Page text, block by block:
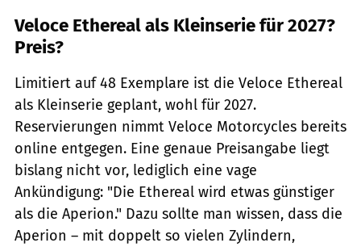
Veloce Ethereal als Kleinserie für 2027?
Preis?
Limitiert auf 48 Exemplare ist die Veloce Ethereal
als Kleinserie geplant, wohl für 2027.
Reservierungen nimmt Veloce Motorcycles bereits
online entgegen. Eine genaue Preisangabe liegt
bislang nicht vor, lediglich eine vage
Ankündigung: "Die Ethereal wird etwas günstiger
als die Aperion." Dazu sollte man wissen, dass die
Aperion – mit doppelt so vielen Zylindern,